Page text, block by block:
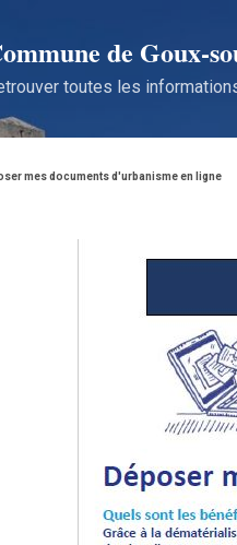
de
toutes les
mes documents d'urbanisme en ligne